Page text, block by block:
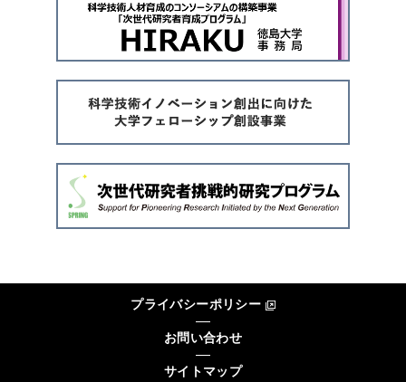
プライバシーポリシー
お問い合わせ
サイトマップ